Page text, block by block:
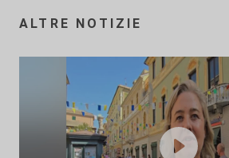
ALTRE NOTIZIE